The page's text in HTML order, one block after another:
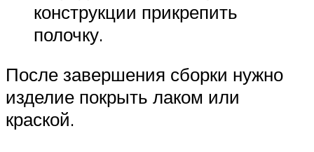
конструкции прикрепить
полочку.
После завершения сборки нужно
изделие покрыть лаком или
краской.